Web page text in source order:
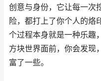
创意与身份，它让每一次
险，都打上了你个人的烙
个过程本身就是一种乐趣
方块世界面前，你会发现
富了一些。